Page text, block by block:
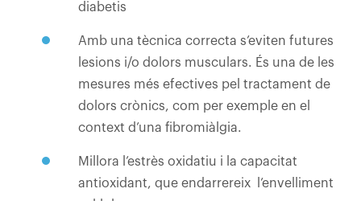
diabetis
Amb una tècnica correcta s’eviten futures
lesions i/o dolors musculars. És una de les
mesures més efectives pel tractament de
dolors crònics, com per exemple en el
context d’una fibromiàlgia.
Millora l’estrès oxidatiu i la capacitat
antioxidant, que endarrereix l’envelliment